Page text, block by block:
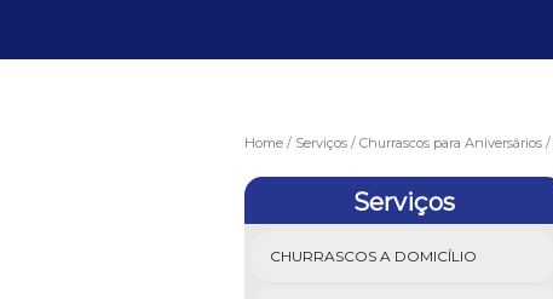
Home Serviços Churrascos para Aniversários
Serviços
CHURRASCOS A DOMICÍLIO